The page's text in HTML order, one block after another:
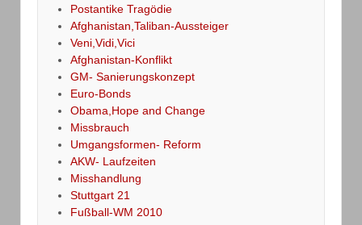
Postantike Tragödie
Afghanistan,Taliban-Aussteiger
Veni,Vidi,Vici
Afghanistan-Konflikt
GM- Sanierungskonzept
Euro-Bonds
Obama,Hope and Change
Missbrauch
Umgangsformen- Reform
AKW- Laufzeiten
Misshandlung
Stuttgart 21
Fußball-WM 2010